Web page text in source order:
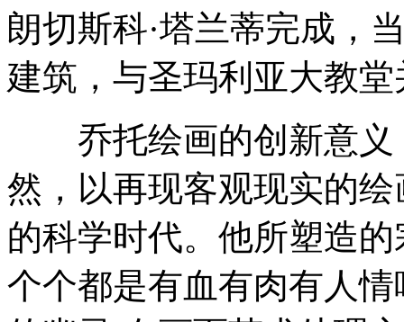
朗切斯科·塔兰蒂完成，
建筑，与圣玛利亚大教堂
乔托绘画的创新意义
然，以再现客观现实的
的科学时代。他所塑造
个个都是有血有肉有人